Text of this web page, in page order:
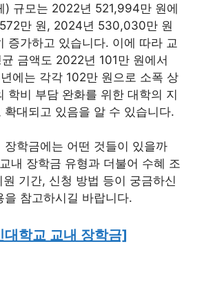
) 규모는 2022년 521,994만 원에
만 원, 2024년 530,030만 원
증가하고 있습니다. 이에 따라 교
금액도 2022년 101만 원에서
에는 각각 102만 원으로 소폭 상
학비 부담 완화를 위한 대학의 지
확대되고 있음을 알 수 있습니다.
장학금에는 어떤 것들이 있을까
내 장학금 유형과 더불어 수혜 조
기간, 신청 방법 등이 궁금하신
을 참고하시길 바랍니다.
대학교 교내 장학금]